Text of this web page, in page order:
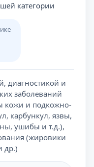
категории
диагностикой и
заболеваний
кожи и подкожно-
карбункул, язвы,
ушибы и т.д.),
(жировики
др.)